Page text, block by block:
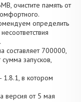
очистите память от
определить
составляет 700000,
запусков,
1.8.1, в котором
версия от 5 мая